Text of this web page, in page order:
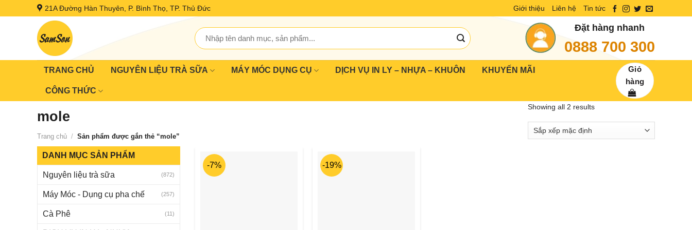
to
21A Đường Hàn Thuyên, P. Bình Thọ, TP. Thủ Đức Giới thiệu Liên hệ Tin tức
Tìm
kiếm:
Đặt hàng nhanh
0888 700 300
TRANG CHỦ NGUYÊN LIỆU TRÀ SỮA MÁY MÓC DỤNG CỤ DỊCH VỤ IN LY – NHỰA – KHUÔN KHUYẾN MÃI
CÔNG THỨC
Giỏ
hàng
mole
Trang chủ / Sản phẩm được gắn thẻ “mole”
Showing all 2 results
DANH MỤC SẢN PHẨM
Nguyên liệu trà sữa (872)
Máy Móc - Dụng cụ pha chế (257)
Cà Phê (11)
-7% -19%